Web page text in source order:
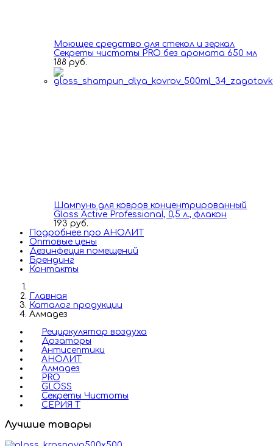
Моющее средство для стекол и зеркал
Секреты чистоты PRO без аромата 650 мл
188 руб.
Шампунь для ковров концентрированный
Gloss Active Professional, 0,5 л., флакон
193 руб.
Подробнее про АНОЛИТ
Оптовые цены
Дезинфеция помещений
Брендинг
Контакты
Главная
Каталог продукции
Алмадез
Рециркулятор воздуха
Дозаторы
Антисептики
АНОЛИТ
Алмадез
PRO
GLOSS
Секреты Чистоты
СЕРИЯ Т
Лучшие товары